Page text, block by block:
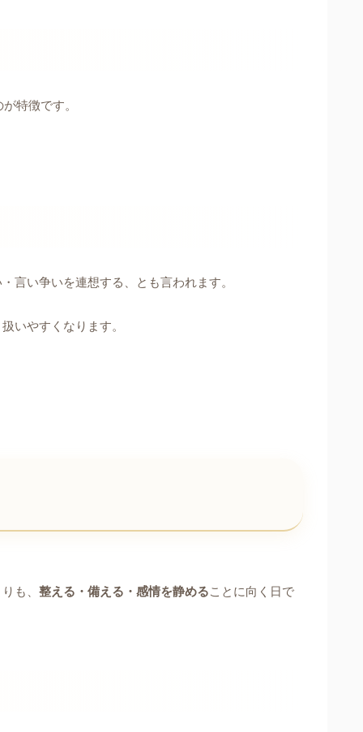
特徴です。
言い争いを連想する、とも言われます。
いやすくなります。
も、 整える・備える・感情を静めることに向く日で